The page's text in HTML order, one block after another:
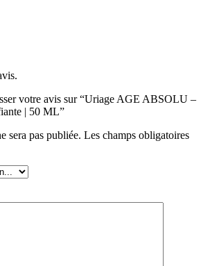
votre avis sur “Uriage AGE ABSOLU –
| 50 ML”
sera pas publiée. Les champs obligatoires